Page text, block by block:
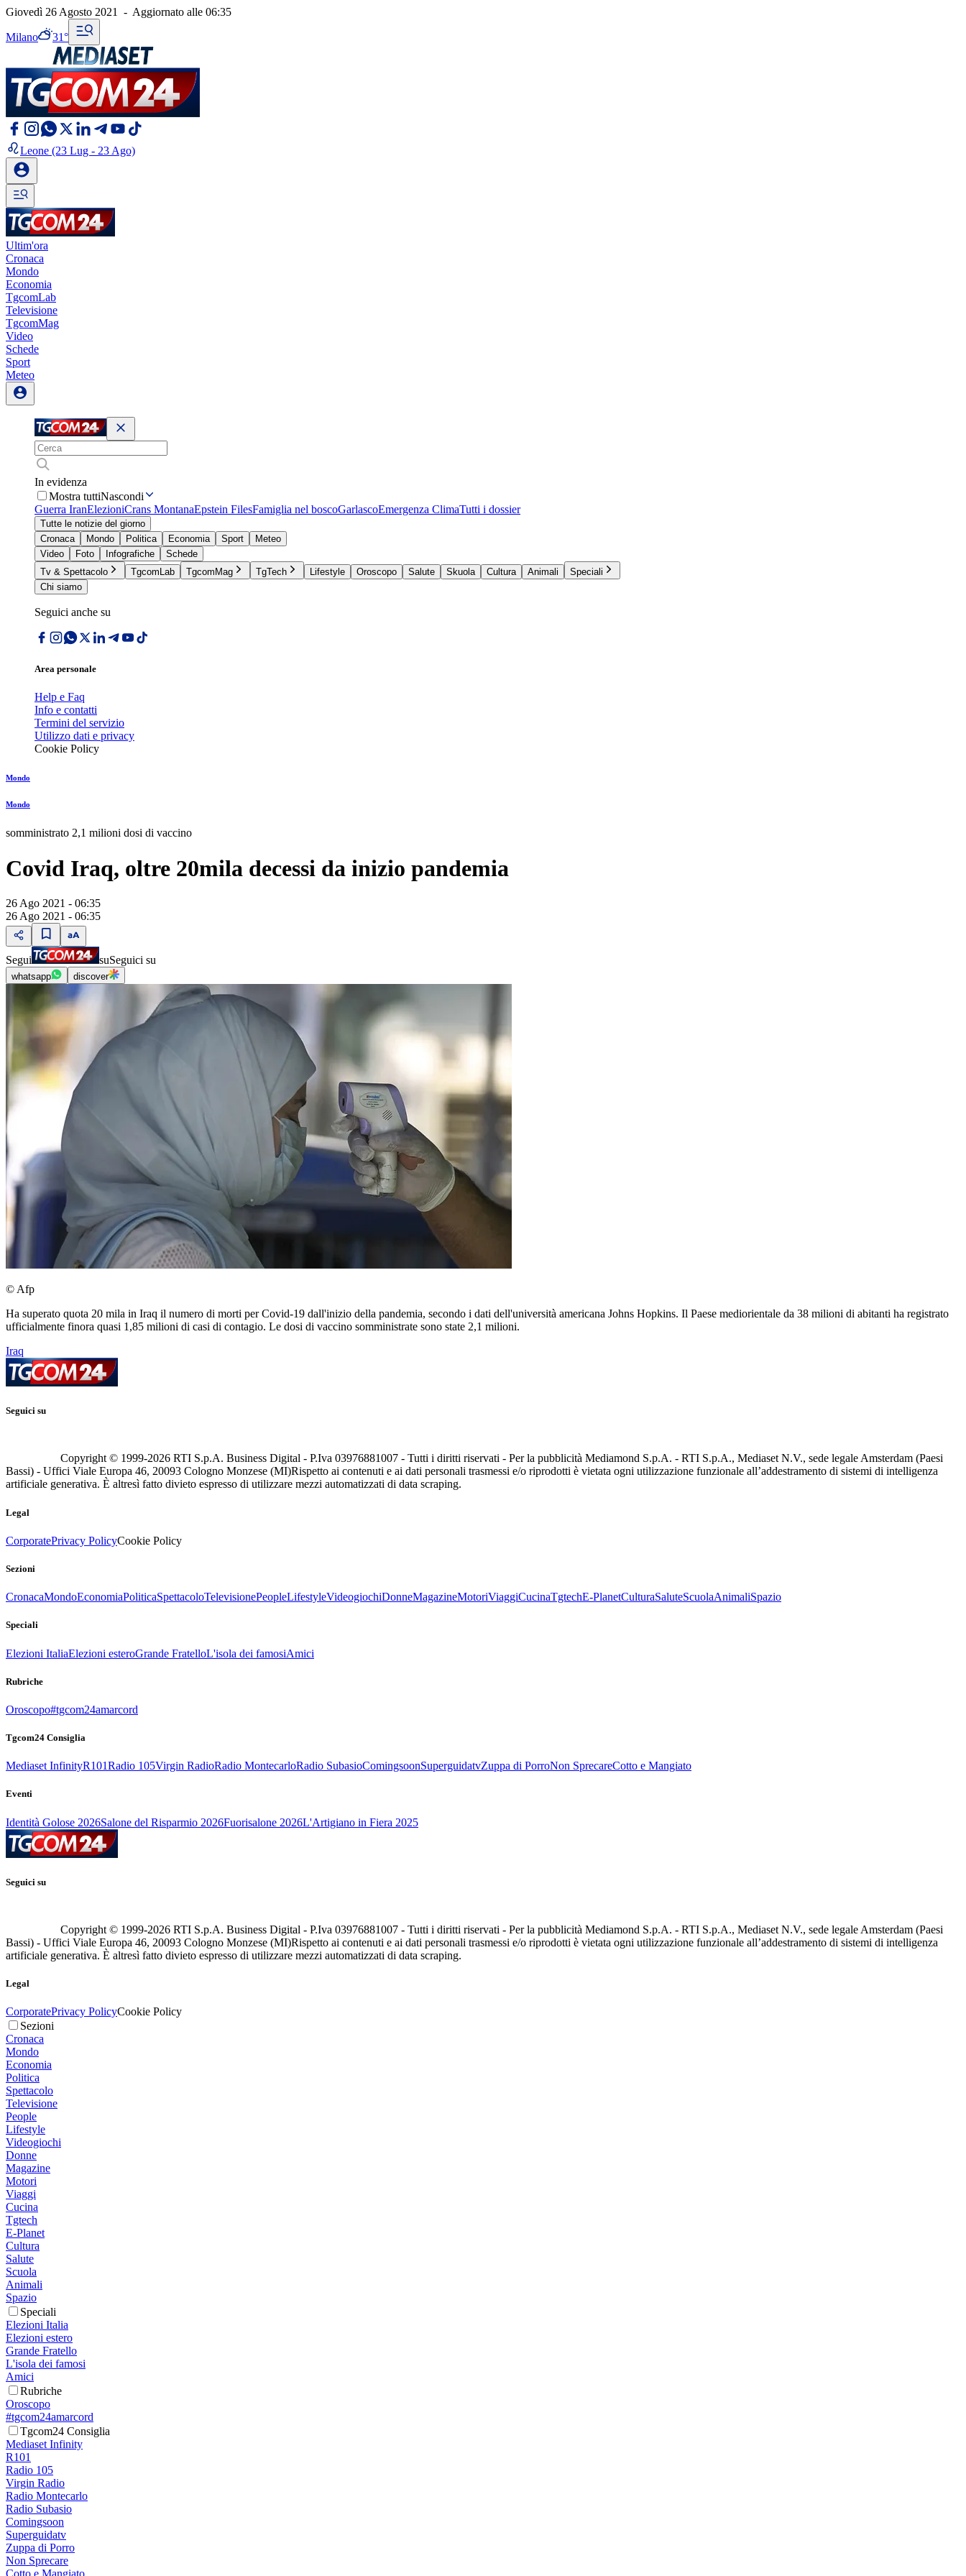
Giovedì 26 Agosto 2021 - Aggiornato alle 06:35
Milano 31°
Leone (23 Lug - 23 Ago)
Ultim'ora
Cronaca
Mondo
Economia
TgcomLab
Televisione
TgcomMag
Video
Schede
Sport
Meteo
In evidenza
Mostra tuttiNascondi
Guerra IranElezioniCrans MontanaEpstein FilesFamiglia nel boscoGarlascoEmergenza ClimaTutti i dossier
Tutte le notizie del giorno
Cronaca
Mondo Politica Economia Sport
Meteo
Video
Foto Infografiche
Schede
Tv & Spettacolo
TgcomLab TgcomMag TgTech Lifestyle Oroscopo Salute Skuola Cultura Animali
Speciali
Chi siamo
Seguici anche su
Area personale
Help e Faq
Info e contatti
Termini del servizio
Utilizzo dati e privacy
Cookie Policy
Mondo
Mondo
somministrato 2,1 milioni dosi di vaccino
Covid Iraq, oltre 20mila decessi da inizio pandemia
26 Ago 2021 - 06:35
26 Ago 2021 - 06:35
Segui suSeguici su
whatsapp discover
© Afp
Ha superato quota 20 mila in Iraq il numero di morti per Covid-19 dall'inizio della pandemia, secondo i dati dell'università americana Johns Hopkins. Il Paese mediorientale da 38 milioni di abitanti ha registrato
ufficialmente finora quasi 1,85 milioni di casi di contagio. Le dosi di vaccino somministrate sono state 2,1 milioni.
Iraq
Seguici su
Copyright © 1999-2026 RTI S.p.A. Business Digital - P.Iva 03976881007 - Tutti i diritti riservati - Per la pubblicità Mediamond S.p.A. - RTI S.p.A., Mediaset N.V., sede legale Amsterdam (Paesi
Bassi) - Uffici Viale Europa 46, 20093 Cologno Monzese (MI)Rispetto ai contenuti e ai dati personali trasmessi e/o riprodotti è vietata ogni utilizzazione funzionale all’addestramento di sistemi di intelligenza
artificiale generativa. È altresì fatto divieto espresso di utilizzare mezzi automatizzati di data scraping.
Legal
CorporatePrivacy PolicyCookie Policy
Sezioni
CronacaMondoEconomiaPoliticaSpettacoloTelevisionePeopleLifestyleVideogiochiDonneMagazineMotoriViaggiCucinaTgtechE-PlanetCulturaSaluteScuolaAnimaliSpazio
Speciali
Elezioni ItaliaElezioni esteroGrande FratelloL'isola dei famosiAmici
Rubriche
Oroscopo#tgcom24amarcord
Tgcom24 Consiglia
Mediaset InfinityR101Radio 105Virgin RadioRadio MontecarloRadio SubasioComingsoonSuperguidatvZuppa di PorroNon SprecareCotto e Mangiato
Eventi
Identità Golose 2026Salone del Risparmio 2026Fuorisalone 2026L'Artigiano in Fiera 2025
Seguici su
Copyright © 1999-2026 RTI S.p.A. Business Digital - P.Iva 03976881007 - Tutti i diritti riservati - Per la pubblicità Mediamond S.p.A. - RTI S.p.A., Mediaset N.V., sede legale Amsterdam (Paesi
Bassi) - Uffici Viale Europa 46, 20093 Cologno Monzese (MI)Rispetto ai contenuti e ai dati personali trasmessi e/o riprodotti è vietata ogni utilizzazione funzionale all’addestramento di sistemi di intelligenza
artificiale generativa. È altresì fatto divieto espresso di utilizzare mezzi automatizzati di data scraping.
Legal
CorporatePrivacy PolicyCookie Policy
Sezioni
Cronaca
Mondo
Economia
Politica
Spettacolo
Televisione
People
Lifestyle
Videogiochi
Donne
Magazine
Motori
Viaggi
Cucina
Tgtech
E-Planet
Cultura
Salute
Scuola
Animali
Spazio
Speciali
Elezioni Italia
Elezioni estero
Grande Fratello
L'isola dei famosi
Amici
Rubriche
Oroscopo
#tgcom24amarcord
Tgcom24 Consiglia
Mediaset Infinity
R101
Radio 105
Virgin Radio
Radio Montecarlo
Radio Subasio
Comingsoon
Superguidatv
Zuppa di Porro
Non Sprecare